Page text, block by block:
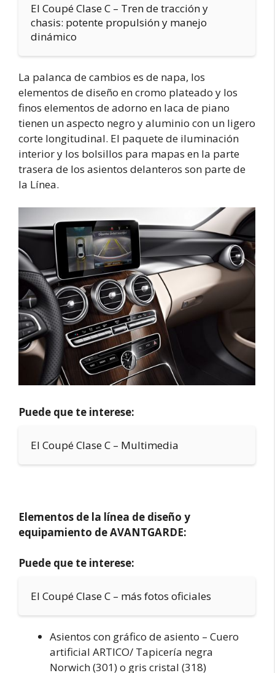
El Coupé Clase C – Tren de tracción y
chasis: potente propulsión y manejo
dinámico
La palanca de cambios es de napa, los
elementos de diseño en cromo plateado y los
finos elementos de adorno en laca de piano
tienen un aspecto negro y aluminio con un ligero
corte longitudinal. El paquete de iluminación
interior y los bolsillos para mapas en la parte
trasera de los asientos delanteros son parte de
la Línea.
Puede que te interese:
El Coupé Clase C – Multimedia
Elementos de la línea de diseño y
equipamiento de AVANTGARDE:
Puede que te interese:
El Coupé Clase C – más fotos oficiales
Asientos con gráfico de asiento – Cuero
artificial ARTICO/ Tapicería negra
Norwich (301) o gris cristal (318)